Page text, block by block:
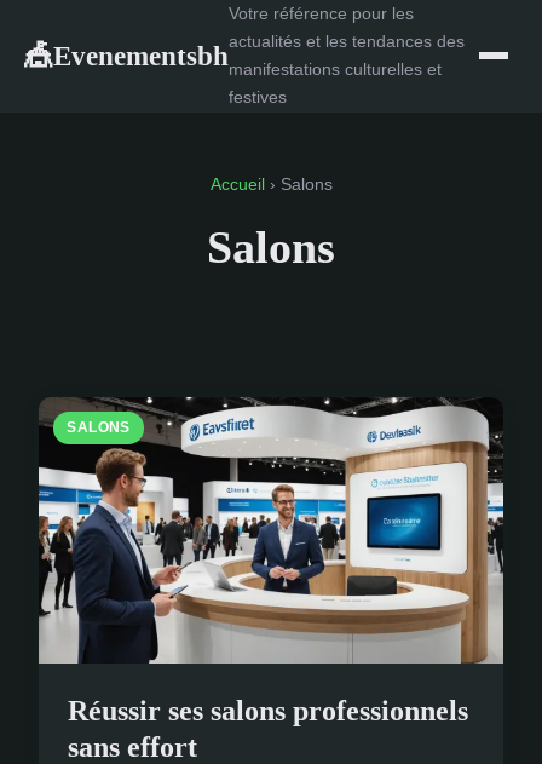
🎪Evenementsbh
Votre référence pour les
actualités et les tendances des
manifestations culturelles et
festives
Accueil › Salons
Salons
SALONS
Réussir ses salons professionnels
sans effort